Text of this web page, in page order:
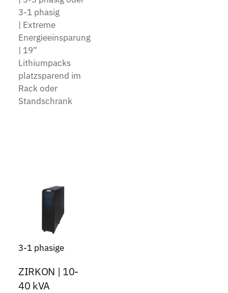
3-1 phasig
| Extreme
Energieeinsparung
| 19“
Lithiumpacks
platzsparend im
Rack oder
Standschrank
3-1 phasige
ZIRKON | 10-
40 kVA